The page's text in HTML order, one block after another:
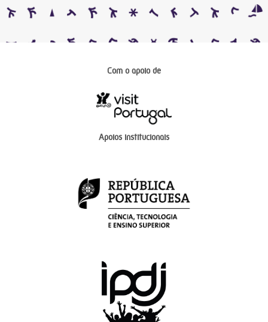
Com o apoio de
Apoios institucionais